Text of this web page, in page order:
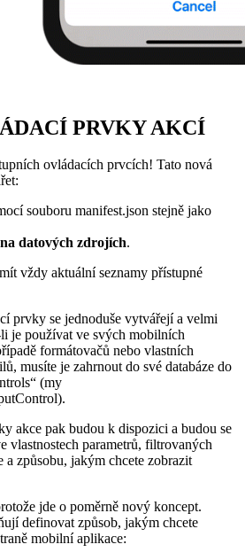
PRVKY AKCÍ
ovládacích prvcích! Tato nová
souboru manifest.json stejně jako
na datových zdrojích.
vždy aktuální seznamy přístupné
prvky se jednoduše vytvářejí a velmi
je používat ve svých mobilních
formátovačů nebo vlastních
musíte je zahrnout do své databáze do
(my
akce pak budou k dispozici a budou se
vlastnostech parametrů, filtrovaných
a způsobu, jakým chcete zobrazit
jde o poměrně nový koncept.
definovat způsob, jakým chcete
mobilní aplikace: